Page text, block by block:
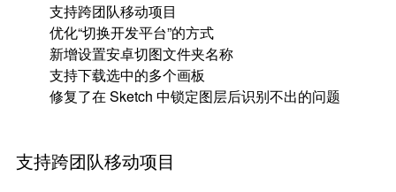
支持跨团队移动项目
优化“切换开发平台”的方式
新增设置安卓切图文件夹名称
支持下载选中的多个画板
修复了在 Sketch 中锁定图层后识别不出的问题
支持跨团队移动项目